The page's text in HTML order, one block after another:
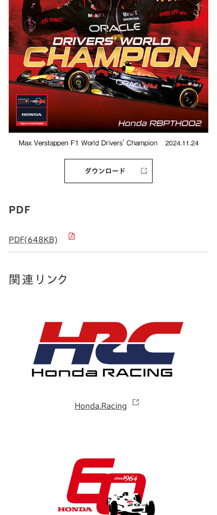
ダウンロード
PDF
PDF(648KB)
関連リンク
Honda.Racing